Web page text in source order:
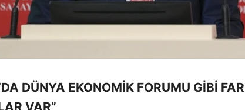
DÜNYA EKONOMİK FORUMU GİBİ
VAR”